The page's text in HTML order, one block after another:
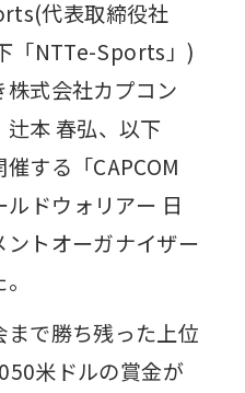
代表取締役社
「NTTe-Sports」)
式会社カプコン
辻本 春弘、以下
催する「CAPCOM
ドウォリアー 日
トオーガナイザー
で勝ち残った上位
米ドルの賞金が